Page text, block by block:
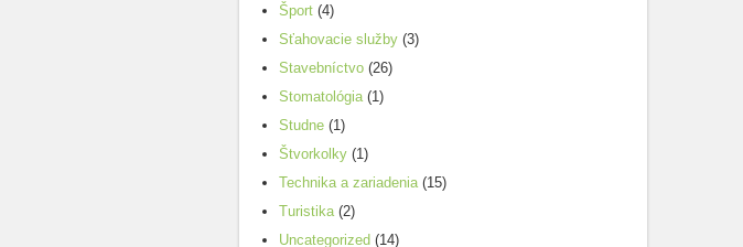
Šport (4)
Sťahovacie služby (3)
Stavebníctvo (26)
Stomatológia (1)
Studne (1)
Štvorkolky (1)
Technika a zariadenia (15)
Turistika (2)
Uncategorized (14)